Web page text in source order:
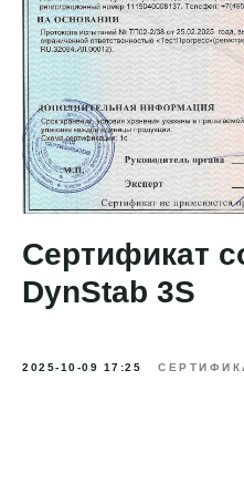
Сертификат
DynStab 3S
2025-10-09 17:25